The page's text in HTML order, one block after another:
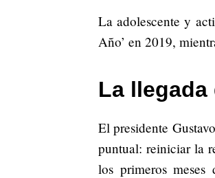
La adolescente y
Año’ en 2019,
La llegada
El presidente
puntual: reiniciar la
los primeros